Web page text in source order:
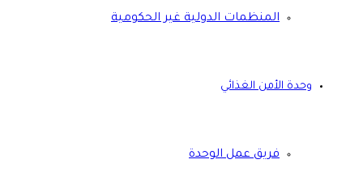
المنظمات الدولية غير الحكومية
وحدة الأمن الغذائي
فريق عمل الوحدة